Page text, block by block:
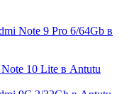
Note 9 Pro 6/64Gb в
10 Lite в Antutu